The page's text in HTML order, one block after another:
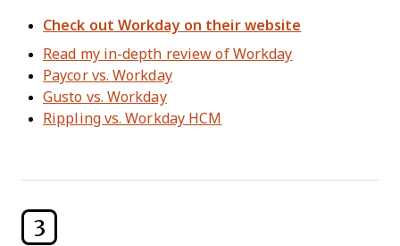
Check out Workday on their website
Read my in-depth review of Workday
Paycor vs. Workday
Gusto vs. Workday
Rippling vs. Workday HCM
3